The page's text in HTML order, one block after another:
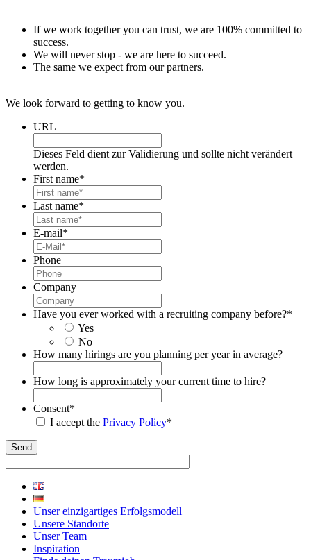
If we work together you can trust, we are 100% committed to
success.
We will never stop - we are here to succeed.
The same we expect from our partners.
We look forward to getting to know you.
URL
Dieses Feld dient zur Validierung und sollte nicht verändert
werden.
First name*
Last name*
E-mail*
Phone
Company
Have you ever worked with a recruiting company before?*
Yes
No
How many hirings are you planning per year in average?
How long is approximately your current time to hire?
Consent*
I accept the Privacy Policy*
Unser einzigartiges Erfolgsmodell
Unsere Standorte
Unser Team
Inspiration